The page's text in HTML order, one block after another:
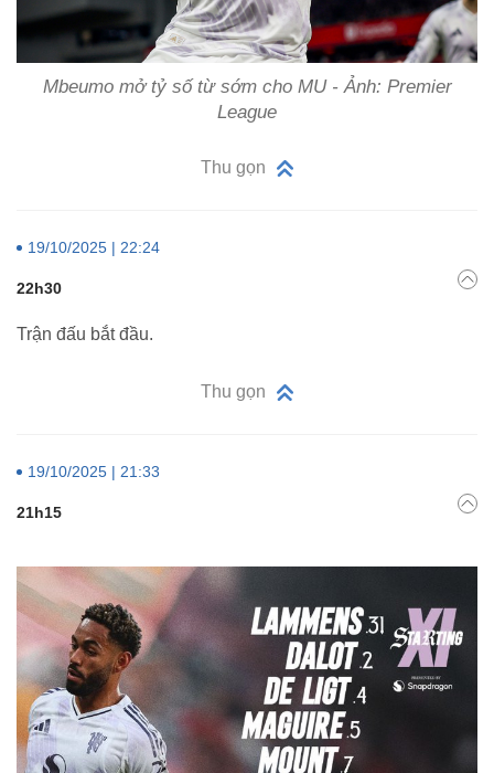
Mbeumo mở tỷ số từ sớm cho MU - Ảnh: Premier
League
Thu gọn
19/10/2025 | 22:24
22h30
Trận đấu bắt đầu.
Thu gọn
19/10/2025 | 21:33
21h15